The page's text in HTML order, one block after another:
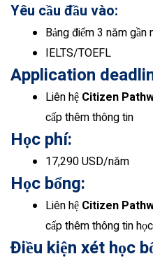
Yêu cầu đầu vào:
Bảng điểm 3 năm gần
IELTS/TOEFL
Application
Liên hệ Citizen
cấp thêm thông tin
Học phí:
17,290 USD/năm
Học bổng:
Liên hệ Citizen
cấp thêm thông tin
Điều kiện xét học